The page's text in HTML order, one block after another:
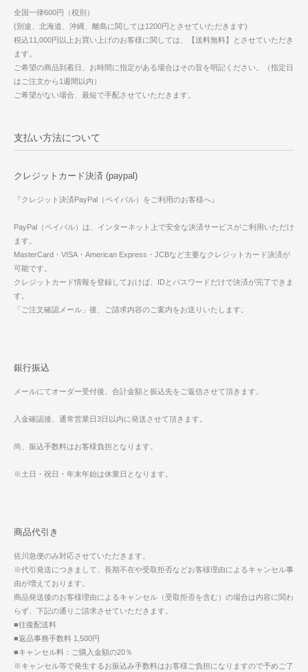
全国一律600円（税別）
(別途、北海道、沖縄、離島に関しては1200円とさせていただきます)
税込11,000円以上お買い上げのお客様に関しては、【送料無料】とさせていただき
ます。
ご希望の商品到着日、お時間に指定がある場合はその旨を明記ください。（指定日
はご注文から1週間以内）
ご希望がない場合、最短で手配させていただきます。
支払い方法について
クレジットカード決済 (paypal)
『クレジット決済PayPal（ペイパル）をご利用のお客様へ』
PayPal（ペイパル）は、インターネット上で安全な決済サービスがご利用いただけ
ます。
MasterCard・VISA・American Express・JCBなど主要なクレジットカード決済が
可能です。
クレジットカード情報を登録しておけば、IDとパスワードだけで決済が完了できま
す。
「ご注文確認メール」後、ご請求内容のご案内をお送りいたします。
銀行振込
メールにてオーダー受付後、合計金額と振込先をご返信させて頂きます。
入金確認後、通常営業日3日以内に発送させて頂きます。
尚、振込手数料はお客様負担となります。
※土日・祝日・年末年始は休業日となります。
商品代引き
佐川急便のみ対応させていただきます。
※代引発送につきまして、長期不在や受取拒否などお客様理由によるキャンセル事
由が増えております。
商品発送後のお客様理由によるキャンセル（受取拒否を含む）の場合は内容に関わ
らず、下記の通りご請求させていただきます。
■往復配送料
■返品事務手数料 1,500円
■キャンセル料：ご購入金額の20％
※キャンセル等で発生するお振込み手数料はお客様ご負担になりますので予めご了